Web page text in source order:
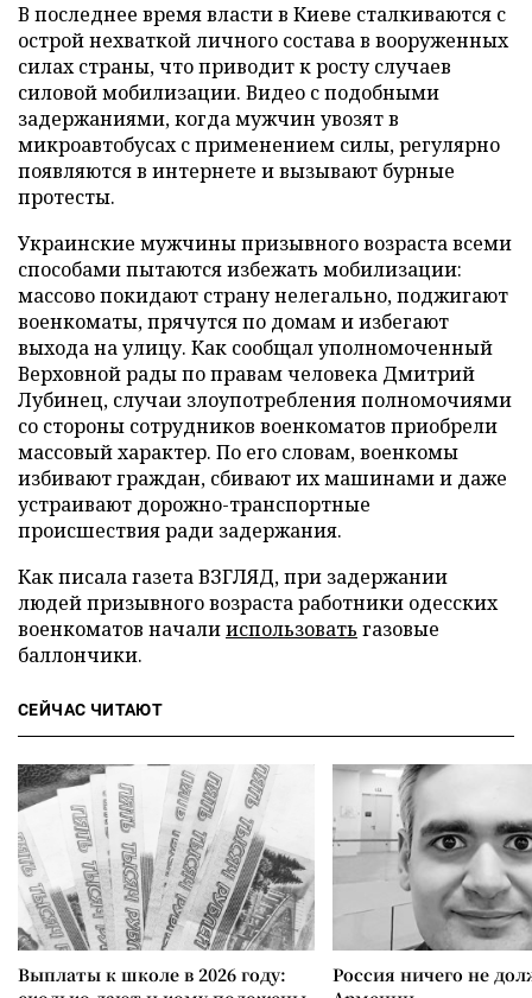
В последнее время власти в Киеве сталкиваются с
острой нехваткой личного состава в вооруженных
силах страны, что приводит к росту случаев
силовой мобилизации. Видео с подобными
задержаниями, когда мужчин увозят в
микроавтобусах с применением силы, регулярно
появляются в интернете и вызывают бурные
протесты.
Украинские мужчины призывного возраста всеми
способами пытаются избежать мобилизации:
массово покидают страну нелегально, поджигают
военкоматы, прячутся по домам и избегают
выхода на улицу. Как сообщал уполномоченный
Верховной рады по правам человека Дмитрий
Лубинец, случаи злоупотребления полномочиями
со стороны сотрудников военкоматов приобрели
массовый характер. По его словам, военкомы
избивают граждан, сбивают их машинами и даже
устраивают дорожно-транспортные
происшествия ради задержания.
Как писала газета ВЗГЛЯД, при задержании
людей призывного возраста работники одесских
военкоматов началииспользовать газовые
баллончики.
СЕЙЧАС ЧИТАЮТ
Выплаты к школе в 2026 году:
Россия ничего не